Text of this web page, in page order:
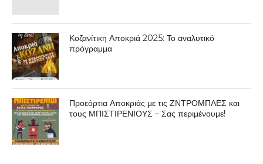
Κοζανίτικη Αποκριά 2025: Το αναλυτικό
πρόγραμμα
Προεόρτια Αποκριάς με τις ΖΝΤΡΟΜΠΛΕΣ και
τους ΜΠΙΣΤΙΡΕΝΙΟΥΣ – Σας περιμένουμε!